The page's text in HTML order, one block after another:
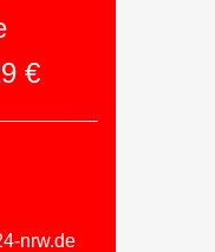
€
nrw.de